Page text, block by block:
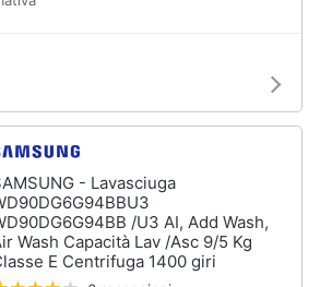
- Lavasciuga
/U3 AI, Add Wash,
Wash Capacità Lav /Asc 9/5 Kg
E Centrifuga 1400 giri